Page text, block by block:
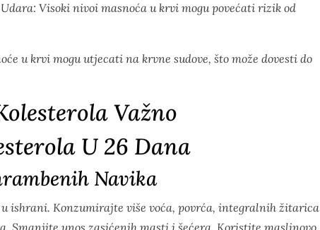
Visoki nivoi masnoća u krvi mogu povećati rizik od
u krvi mogu utjecati na krvne sudove, što može dovesti do
Važno
U 26 Dana
Navika
ishrani. Konzumirajte više voća, povrća, integralnih žitarica
Smanjite unos zasićenih masti i šećera. Koristite maslinovo